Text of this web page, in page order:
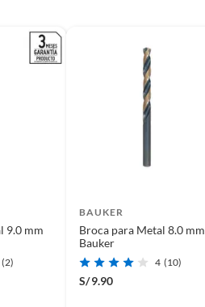
9.0 mm
(2)
BAUKER
Broca para Metal 8.0 mm
Bauker
4 (10)
S/9.90